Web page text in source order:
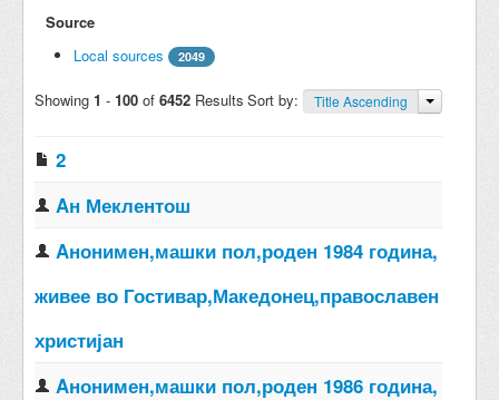
Source
Local sources
2049
Showing 1 - 100 of 6452 Results Sort by: Title Ascending
2
Aн Меклентош
Aнонимен,машки пол,роден 1984 година,
живее во Гостивар,Македонец,православен
христијан
Aнонимен,машки пол,роден 1986 година,